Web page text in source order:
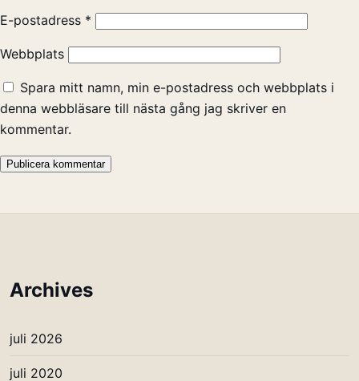
E-postadress *
Webbplats
Spara mitt namn, min e-postadress och webbplats i
denna webbläsare till nästa gång jag skriver en
kommentar.
Archives
juli 2026
juli 2020